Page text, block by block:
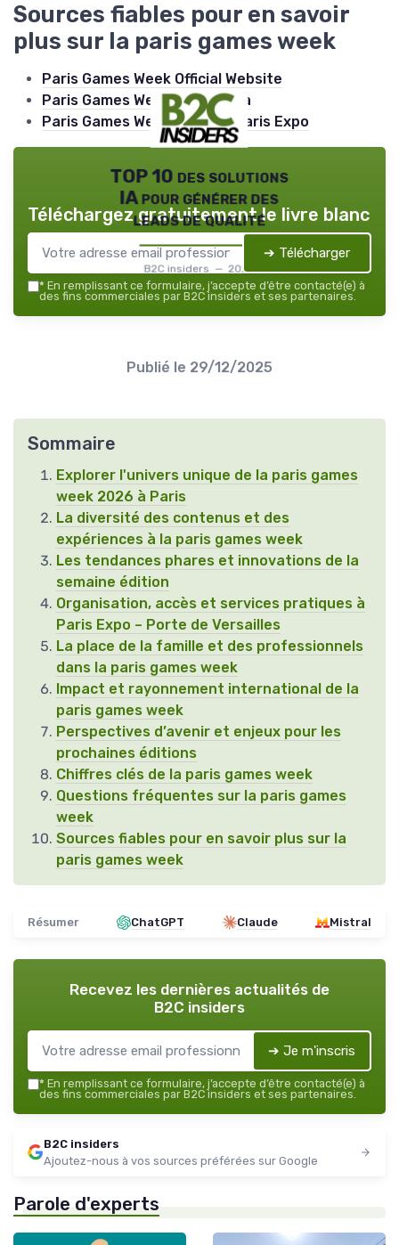
Sources fiables pour en savoir
plus sur la paris games week
Paris Games Week Official Website
Paris Games Week - Wikipedia
Paris Games Week 2026 at Paris Expo
TOP 10 des solutions
IA pour générer des
leads de qualité
B2C insiders — 2026
Téléchargez gratuitement le livre blanc
➔ Télécharger
* En remplissant ce formulaire, j’accepte d’être contacté(e) à
des fins commerciales par B2C insiders et ses partenaires.
Publié le 29/12/2025
Sommaire
Explorer l'univers unique de la paris games
week 2026 à Paris
La diversité des contenus et des
expériences à la paris games week
Les tendances phares et innovations de la
semaine édition
Organisation, accès et services pratiques à
Paris Expo – Porte de Versailles
La place de la famille et des professionnels
dans la paris games week
Impact et rayonnement international de la
paris games week
Perspectives d’avenir et enjeux pour les
prochaines éditions
Chiffres clés de la paris games week
Questions fréquentes sur la paris games
week
Sources fiables pour en savoir plus sur la
paris games week
Résumer ChatGPT Claude Mistral
Recevez les dernières actualités de
B2C insiders
➔ Je m'inscris
* En remplissant ce formulaire, j’accepte d’être contacté(e) à
des fins commerciales par B2C insiders et ses partenaires.
B2C insiders
Ajoutez-nous à vos sources préférées sur Google
Parole d'experts